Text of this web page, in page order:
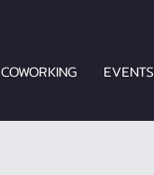
COWORKING EVENTS